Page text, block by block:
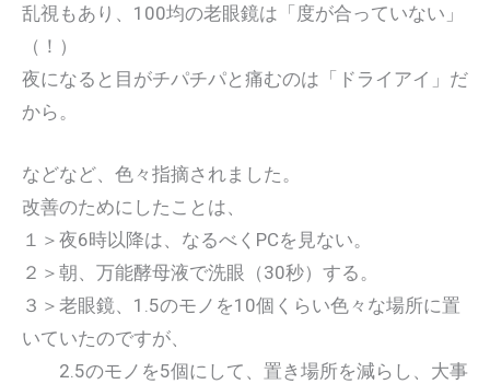
乱視もあり、100均の老眼鏡は「度が合っていない」
（！）
夜になると目がチパチパと痛むのは「ドライアイ」だ
から。
などなど、色々指摘されました。
改善のためにしたことは、
１＞夜6時以降は、なるべくPCを見ない。
２＞朝、万能酵母液で洗眼（30秒）する。
３＞老眼鏡、1.5のモノを10個くらい色々な場所に置
いていたのですが、
2.5のモノを5個にして、置き場所を減らし、大事